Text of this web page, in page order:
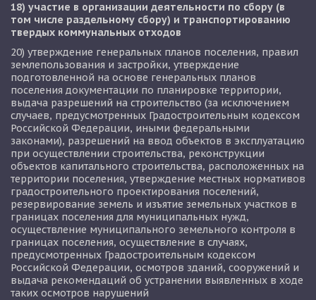
18) участие в организации деятельности по сбору (в
том числе раздельному сбору) и транспортированию
твердых коммунальных отходов
20) утверждение генеральных планов поселения, правил
землепользования и застройки, утверждение
подготовленной на основе генеральных планов
поселения документации по планировке территории,
выдача разрешений на строительство (за исключением
случаев, предусмотренных Градостроительным кодексом
Российской Федерации, иными федеральными
законами), разрешений на ввод объектов в эксплуатацию
при осуществлении строительства, реконструкции
объектов капитального строительства, расположенных на
территории поселения, утверждение местных нормативов
градостроительного проектирования поселений,
резервирование земель и изъятие земельных участков в
границах поселения для муниципальных нужд,
осуществление муниципального земельного контроля в
границах поселения, осуществление в случаях,
предусмотренных Градостроительным кодексом
Российской Федерации, осмотров зданий, сооружений и
выдача рекомендаций об устранении выявленных в ходе
таких осмотров нарушений